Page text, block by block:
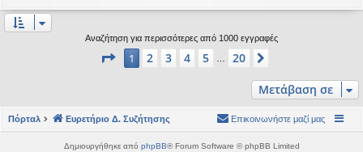
Αναζήτηση για περισσότερες από 1000 εγγραφές
Σελίδα από 20
1 2 3 4 5 20
Μετάβαση σε
Πόρταλ Ευρετήριο Δ. Συζήτησης Επικοινωνήστε μαζί μας
Δημιουργήθηκε από phpBB® Forum Software © phpBB Limited